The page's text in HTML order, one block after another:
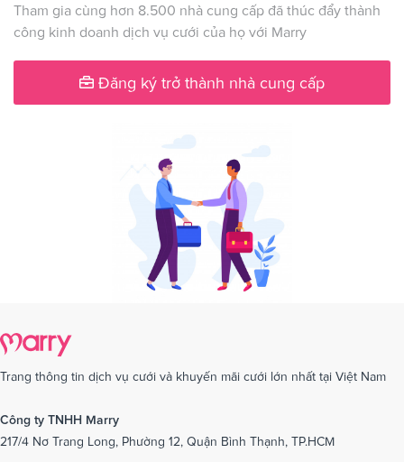
Tham gia cùng hơn 8.500 nhà cung cấp đã thúc đẩy thành
công kinh doanh dịch vụ cưới của họ với Marry
Đăng ký trở thành nhà cung cấp
Trang thông tin dịch vụ cưới và khuyến mãi cưới lớn nhất tại Việt Nam
Công ty TNHH Marry
217/4 Nơ Trang Long, Phường 12, Quận Bình Thạnh, TP.HCM